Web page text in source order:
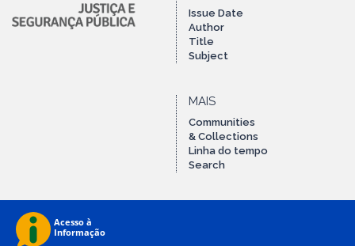
Issue Date
Author
Title
Subject
MAIS
Communities
& Collections
Linha do tempo
Search